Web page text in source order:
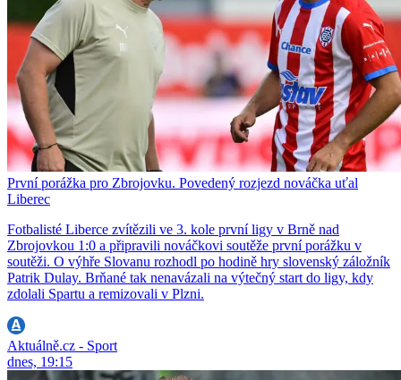
První porážka pro Zbrojovku. Povedený rozjezd nováčka uťal
Liberec
Fotbalisté Liberce zvítězili ve 3. kole první ligy v Brně nad
Zbrojovkou 1:0 a připravili nováčkovi soutěže první porážku v
soutěži. O výhře Slovanu rozhodl po hodině hry slovenský záložník
Patrik Dulay. Brňané tak nenavázali na výtečný start do ligy, kdy
zdolali Spartu a remizovali v Plzni.
Aktuálně.cz - Sport
dnes, 19:15